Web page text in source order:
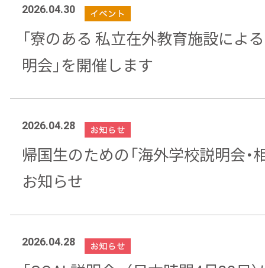
2026.04.30
「寮のある 私立在外教育施設によ
明会」を開催します
2026.04.28
帰国生のための「海外学校説明会・
お知らせ
2026.04.28